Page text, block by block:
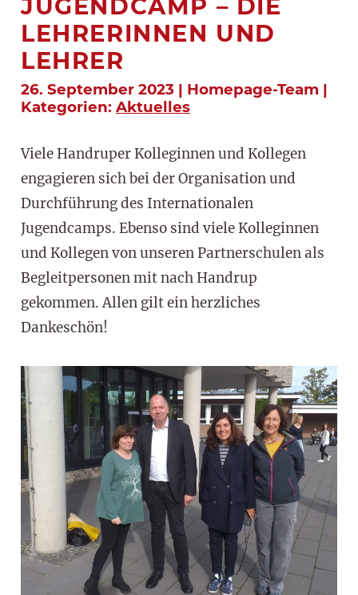
JUGENDCAMP – DIE
LEHRERINNEN UND
LEHRER
26. September 2023 | Homepage-Team |
Kategorien: Aktuelles
Viele Handruper Kolleginnen und Kollegen
engagieren sich bei der Organisation und
Durchführung des Internationalen
Jugendcamps. Ebenso sind viele Kolleginnen
und Kollegen von unseren Partnerschulen als
Begleitpersonen mit nach Handrup
gekommen. Allen gilt ein herzliches
Dankeschön!